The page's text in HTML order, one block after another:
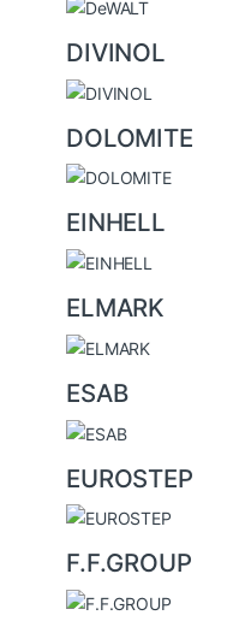
DIVINOL
DOLOMITE
EINHELL
ELMARK
ESAB
EUROSTEP
F.F.GROUP